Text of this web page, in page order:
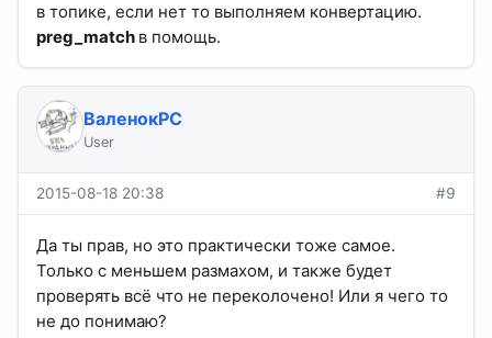
в топике, если нет то выполняем конвертацию.
preg_match в помощь.
ВаленокPC
User
2015-08-18 20:38 #9
Да ты прав, но это практически тоже самое.
Только с меньшем размахом, и также будет
проверять всё что не переколочено! Или я чего то
не до понимаю?